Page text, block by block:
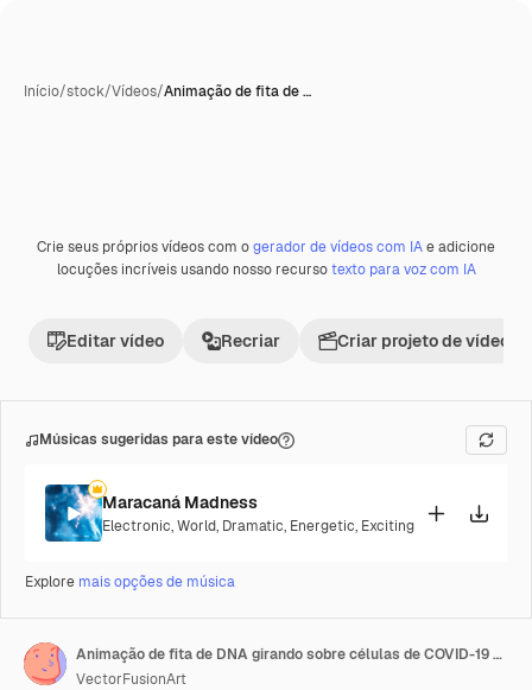
Início/stock/Vídeos/Animação de fita de …
PremiumGerada com IA
Crie seus próprios vídeos com ogerador de vídeos com IAe adicione
locuções incríveis usando nosso recursotexto para voz com IA
Editar vídeo Recriar Criar projeto de vídeo
Músicas sugeridas para este vídeo
Maracaná Madness
Electronic,World, Dramatic, Energetic, Exciting
Explore mais opções de música
Animação de fita de DNA girando sobre células de COVID-19 flutuando.
VectorFusionArt